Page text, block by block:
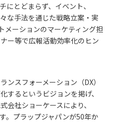
にとどまらず、イベント、
な手法を通じた戦略立案・実
メーションのマーケティング担
ー等で広報活動効率化のヒン
ンスフォーメーション（DX）
するというビジョンを掲げ、
会社ショーケースにより、
。プラップジャパンが50年か